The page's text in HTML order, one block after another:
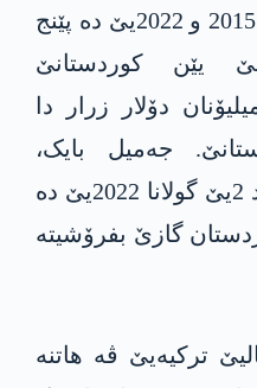
پەکەکێ د ناڤبەرا سالێن 2015 و 2022یێ دە پێنج
یێن کوردستانێ
دۆلار زرار دا
جەمیل بایک،
ھەڤسەرۆکێ کەجەکێ، د 2یێ گولانا 2022یێ دە
گازێ بفرۆشیتە
ترکیەیێ ڤە ھاتنە